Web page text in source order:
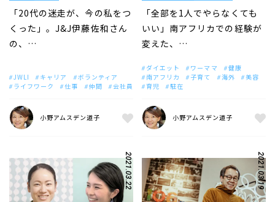
「20代の迷走が、今の私をつ
くった」。J&J伊藤佐和さん
の、…
JWLI キャリア
ボランティア
ライフワーク
仕事 仲間 会社員
小野アムスデン道子
「全部を1人でやらなくても
いい」南アフリカでの経験が
変えた、…
ダイエット ワーママ
健康
南アフリカ
子育て 海外
美容
育児
駐在
小野アムスデン道子
2021.03.22 2021.03.19